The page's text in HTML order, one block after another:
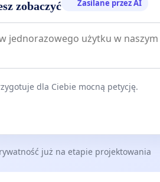
zobaczyć Zasilane przez AI
dla Ciebie mocną petycję.
już na etapie projektowania